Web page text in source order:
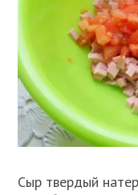
Сыр твердый